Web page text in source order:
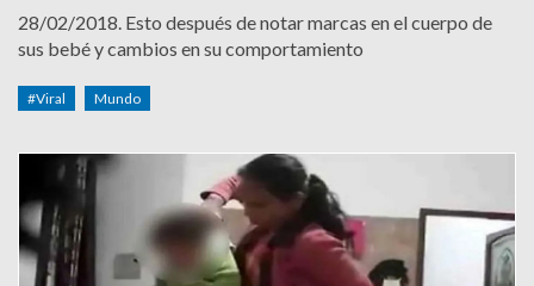
28/02/2018. Esto después de notar marcas en el cuerpo de
sus bebé y cambios en su comportamiento
#Viral Mundo